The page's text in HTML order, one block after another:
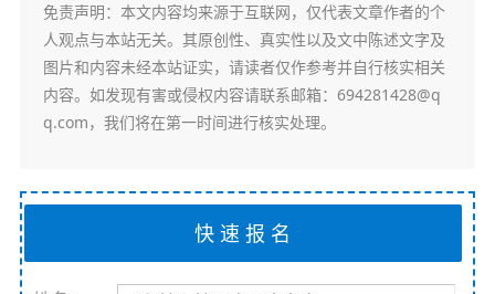
免责声明：本文内容均来源于互联网，仅代表文章作者的个
人观点与本站无关。其原创性、真实性以及文中陈述文字及
图片和内容未经本站证实，请读者仅作参考并自行核实相关
内容。如发现有害或侵权内容请联系邮箱：694281428@q
q.com，我们将在第一时间进行核实处理。